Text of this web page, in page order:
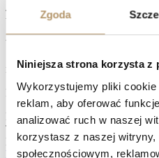
Zgoda
Niniejsza strona korzysta z
Wykorzystujemy pliki
reklam, aby oferować
analizować ruch w naszej
korzystasz z naszej witryny,
społecznościowym,
Jednocześnie Sąd wyrokowi
wykonalności w całości.
W ramach pozwu , powód żądał
nieważną.
Pozwany Bank nie złożył w
Facebook
Twitter
LinkedIn
Prev30.12.2019 – Wygrana